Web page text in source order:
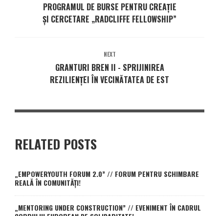
PROGRAMUL DE BURSE PENTRU CREAȚIE
ȘI CERCETARE „RADCLIFFE FELLOWSHIP”
NEXT
GRANTURI BREN II - SPRIJINIREA
REZILIENȚEI ÎN VECINĂTATEA DE EST
RELATED POSTS
„EMPOWERYOUTH FORUM 2.0” // FORUM PENTRU SCHIMBARE
REALĂ ÎN COMUNITĂȚI!
„MENTORING UNDER CONSTRUCTION” // EVENIMENT ÎN CADRUL